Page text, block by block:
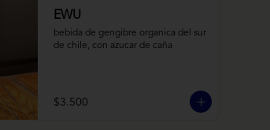
EWU
bebida de gengibre organica del sur
de chile, con azucar de caña
$3.500